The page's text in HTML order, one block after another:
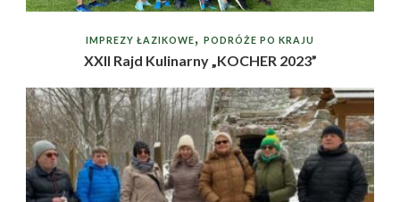
IMPREZY ŁAZIKOWE PODRÓŻE PO KRAJU
XXII Rajd Kulinarny „KOCHER 2023”